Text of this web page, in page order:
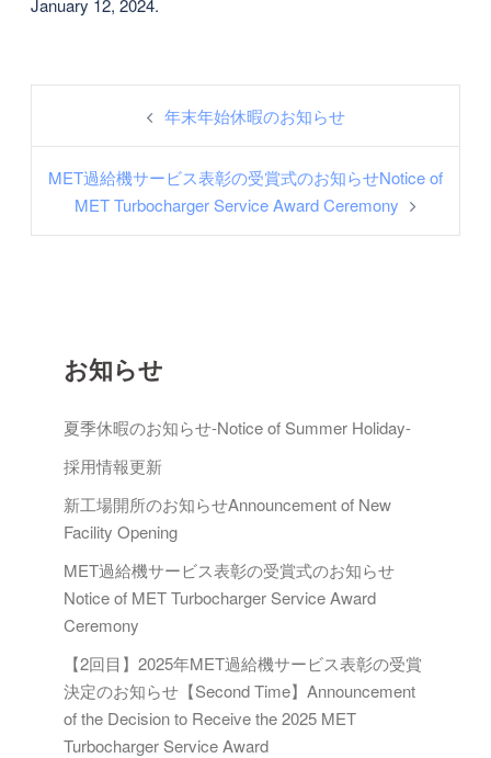
January 12, 2024.
ビ
年末年始休暇のお知らせ
MET過給機サービス表彰の受賞式のお知らせNotice of
MET Turbocharger Service Award Ceremony
お知らせ
夏季休暇のお知らせ-Notice of Summer Holiday-
採用情報更新
新工場開所のお知らせAnnouncement of New
Facility Opening
MET過給機サービス表彰の受賞式のお知らせ
Notice of MET Turbocharger Service Award
Ceremony
【2回目】2025年MET過給機サービス表彰の受賞
決定のお知らせ【Second Time】Announcement
of the Decision to Receive the 2025 MET
Turbocharger Service Award